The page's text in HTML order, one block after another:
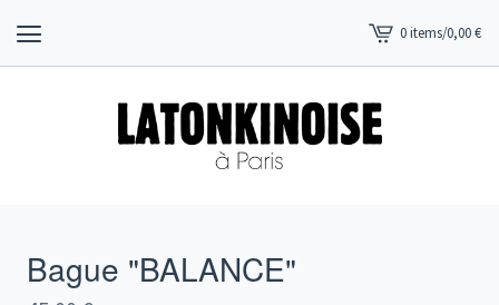
View
cart
0 items/0,00€
Bague "BALANCE"